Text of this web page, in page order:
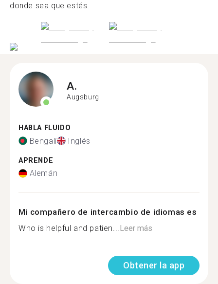
donde sea que estés.
A.
Augsburg
HABLA FLUIDO
Bengalí Inglés
APRENDE
Alemán
Mi compañero de intercambio de idiomas es
Who is helpful and patien...Leer más
Obtener la app